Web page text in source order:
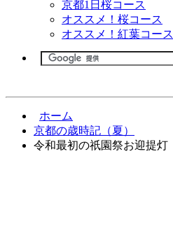
京都1日桜コース
オススメ！桜コース
オススメ！紅葉コース
ホーム
京都の歳時記（夏）
令和最初の祇園祭お迎提灯